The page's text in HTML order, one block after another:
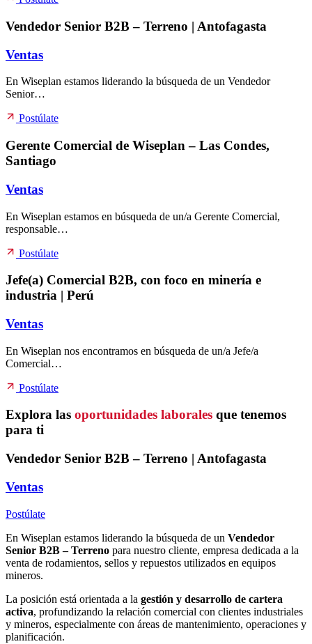
Vendedor Senior B2B – Terreno | Antofagasta
Ventas
En Wiseplan estamos liderando la búsqueda de un Vendedor
Senior…
Postúlate
Gerente Comercial de Wiseplan – Las Condes,
Santiago
Ventas
En Wiseplan estamos en búsqueda de un/a Gerente Comercial,
responsable…
Postúlate
Jefe(a) Comercial B2B, con foco en minería e
industria | Perú
Ventas
En Wiseplan nos encontramos en búsqueda de un/a Jefe/a
Comercial…
Postúlate
Explora las oportunidades laborales que tenemos
para ti
Vendedor Senior B2B – Terreno | Antofagasta
Ventas
Postúlate
En Wiseplan estamos liderando la búsqueda de un Vendedor
Senior B2B – Terreno para nuestro cliente, empresa dedicada a la
venta de rodamientos, sellos y repuestos utilizados en equipos
mineros.
La posición está orientada a la gestión y desarrollo de cartera
activa, profundizando la relación comercial con clientes industriales
y mineros, especialmente con áreas de mantenimiento, operaciones y
planificación.